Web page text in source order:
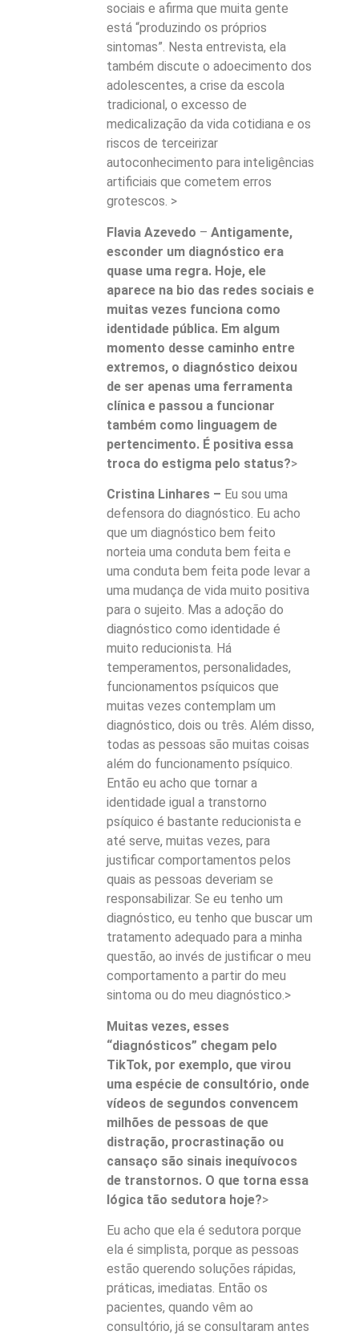
sociais e afirma que muita gente
está “produzindo os próprios
sintomas”. Nesta entrevista, ela
também discute o adoecimento dos
adolescentes, a crise da escola
tradicional, o excesso de
medicalização da vida cotidiana e os
riscos de terceirizar
autoconhecimento para inteligências
artificiais que cometem erros
grotescos. >
Flavia Azevedo –Antigamente,
esconder um diagnóstico era
quase uma regra. Hoje, ele
aparece na bio das redes sociais e
muitas vezes funciona como
identidade pública. Em algum
momento desse caminho entre
extremos, o diagnóstico deixou
de ser apenas uma ferramenta
clínica e passou a funcionar
também como linguagem de
pertencimento. É positiva essa
troca do estigma pelo status?>
Cristina Linhares – Eu sou uma
defensora do diagnóstico. Eu acho
que um diagnóstico bem feito
norteia uma conduta bem feita e
uma conduta bem feita pode levar a
uma mudança de vida muito positiva
para o sujeito. Mas a adoção do
diagnóstico como identidade é
muito reducionista. Há
temperamentos, personalidades,
funcionamentos psíquicos que
muitas vezes contemplam um
diagnóstico, dois ou três. Além disso,
todas as pessoas são muitas coisas
além do funcionamento psíquico.
Então eu acho que tornar a
identidade igual a transtorno
psíquico é bastante reducionista e
até serve, muitas vezes, para
justificar comportamentos pelos
quais as pessoas deveriam se
responsabilizar. Se eu tenho um
diagnóstico, eu tenho que buscar um
tratamento adequado para a minha
questão, ao invés de justificar o meu
comportamento a partir do meu
sintoma ou do meu diagnóstico.>
Muitas vezes, esses
“diagnósticos” chegam pelo
TikTok, por exemplo, que virou
uma espécie de consultório, onde
vídeos de segundos convencem
milhões de pessoas de que
distração, procrastinação ou
cansaço são sinais inequívocos
de transtornos. O que torna essa
lógica tão sedutora hoje?>
Eu acho que ela é sedutora porque
ela é simplista, porque as pessoas
estão querendo soluções rápidas,
práticas, imediatas. Então os
pacientes, quando vêm ao
consultório, já se consultaram antes